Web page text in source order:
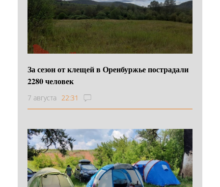
За сезон от клещей в Оренбуржье пострадали
2280 человек
7 августа 22:31